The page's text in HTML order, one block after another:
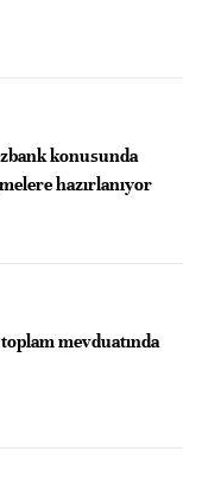
konusunda
hazırlanıyor
mevduatında